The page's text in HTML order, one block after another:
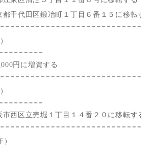
都千代田区鍛冶町１丁目６番１５に移転す
円に増資する
西区立売堀１丁目１４番２０に移転する